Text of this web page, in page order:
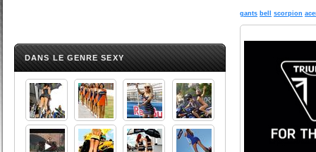
DANS LE GENRE SEXY
gants bell scorpion